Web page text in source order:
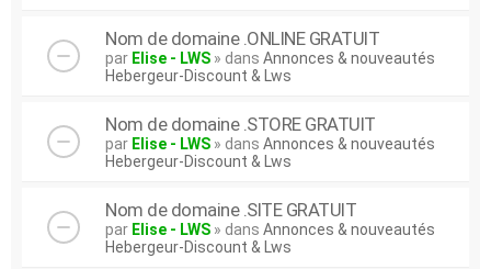
Nom de domaine .ONLINE GRATUIT
par Elise - LWS » dans Annonces & nouveautés
Hebergeur-Discount & Lws
Nom de domaine .STORE GRATUIT
par Elise - LWS » dans Annonces & nouveautés
Hebergeur-Discount & Lws
Nom de domaine .SITE GRATUIT
par Elise - LWS » dans Annonces & nouveautés
Hebergeur-Discount & Lws